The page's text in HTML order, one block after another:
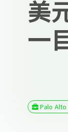
美
一
Palo